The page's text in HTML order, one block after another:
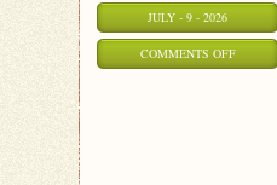
JULY - 9 - 2026
COMMENTS OFFON